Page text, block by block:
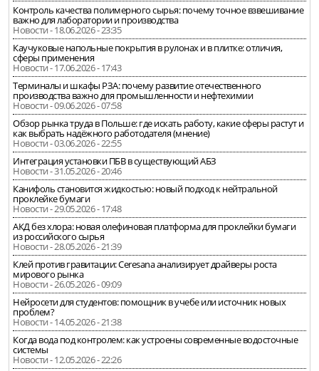
Контроль качества полимерного сырья: почему точное взвешивание
важно для лаборатории и производства
Новости - 18.06.2026 - 23:35
Каучуковые напольные покрытия в рулонах и в плитке: отличия,
сферы применения
Новости - 17.06.2026 - 17:43
Терминалы и шкафы РЗА: почему развитие отечественного
производства важно для промышленности и нефтехимии
Новости - 09.06.2026 - 07:58
Обзор рынка труда в Польше: где искать работу, какие сферы растут и
как выбрать надёжного работодателя (мнение)
Новости - 03.06.2026 - 22:55
Интеграция установки ПБВ в существующий АБЗ
Новости - 31.05.2026 - 20:46
Канифоль становится жидкостью: новый подход к нейтральной
проклейке бумаги
Новости - 29.05.2026 - 17:48
АКД без хлора: новая олефиновая платформа для проклейки бумаги
из российского сырья
Новости - 28.05.2026 - 21:39
Клей против гравитации: Ceresana анализирует драйверы роста
мирового рынка
Новости - 26.05.2026 - 09:09
Нейросети для студентов: помощник в учебе или источник новых
проблем?
Новости - 14.05.2026 - 21:38
Когда вода под контролем: как устроены современные водосточные
системы
Новости - 12.05.2026 - 22:26